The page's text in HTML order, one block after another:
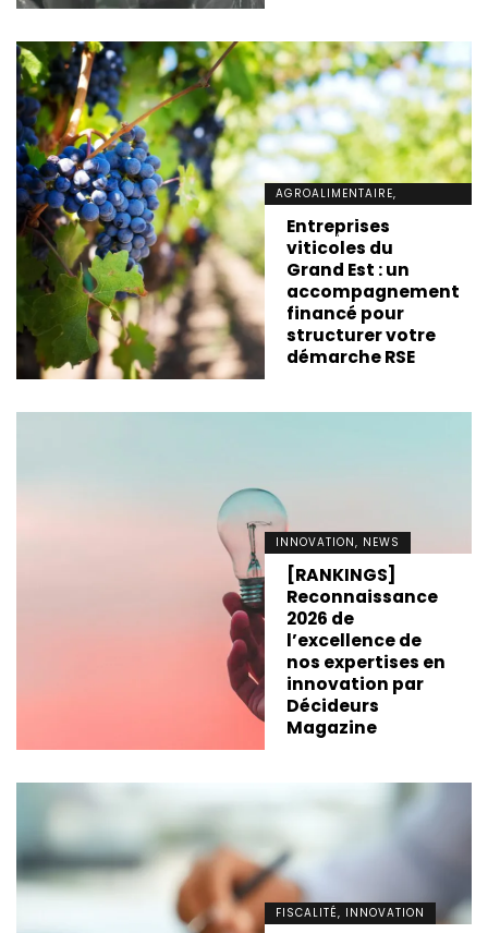
AGROALIMENTAIRE,
DÉVELOPPEMENT DURABLE,
INNOVATION, NEWS
Entreprises
viticoles du
Grand Est : un
accompagnement
financé pour
structurer votre
démarche RSE
INNOVATION, NEWS
[RANKINGS]
Reconnaissance
2026 de
l’excellence de
nos expertises en
innovation par
Décideurs
Magazine
FISCALITÉ, INNOVATION